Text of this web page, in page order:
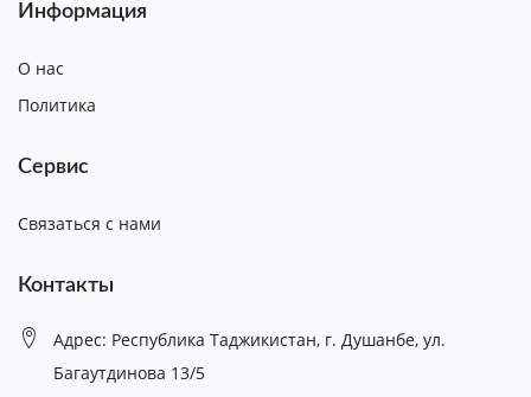
Информация
О нас
Политика
Сервис
Связаться с нами
Контакты
Адрес: Республика Таджикистан, г. Душанбе, ул.
Багаутдинова 13/5